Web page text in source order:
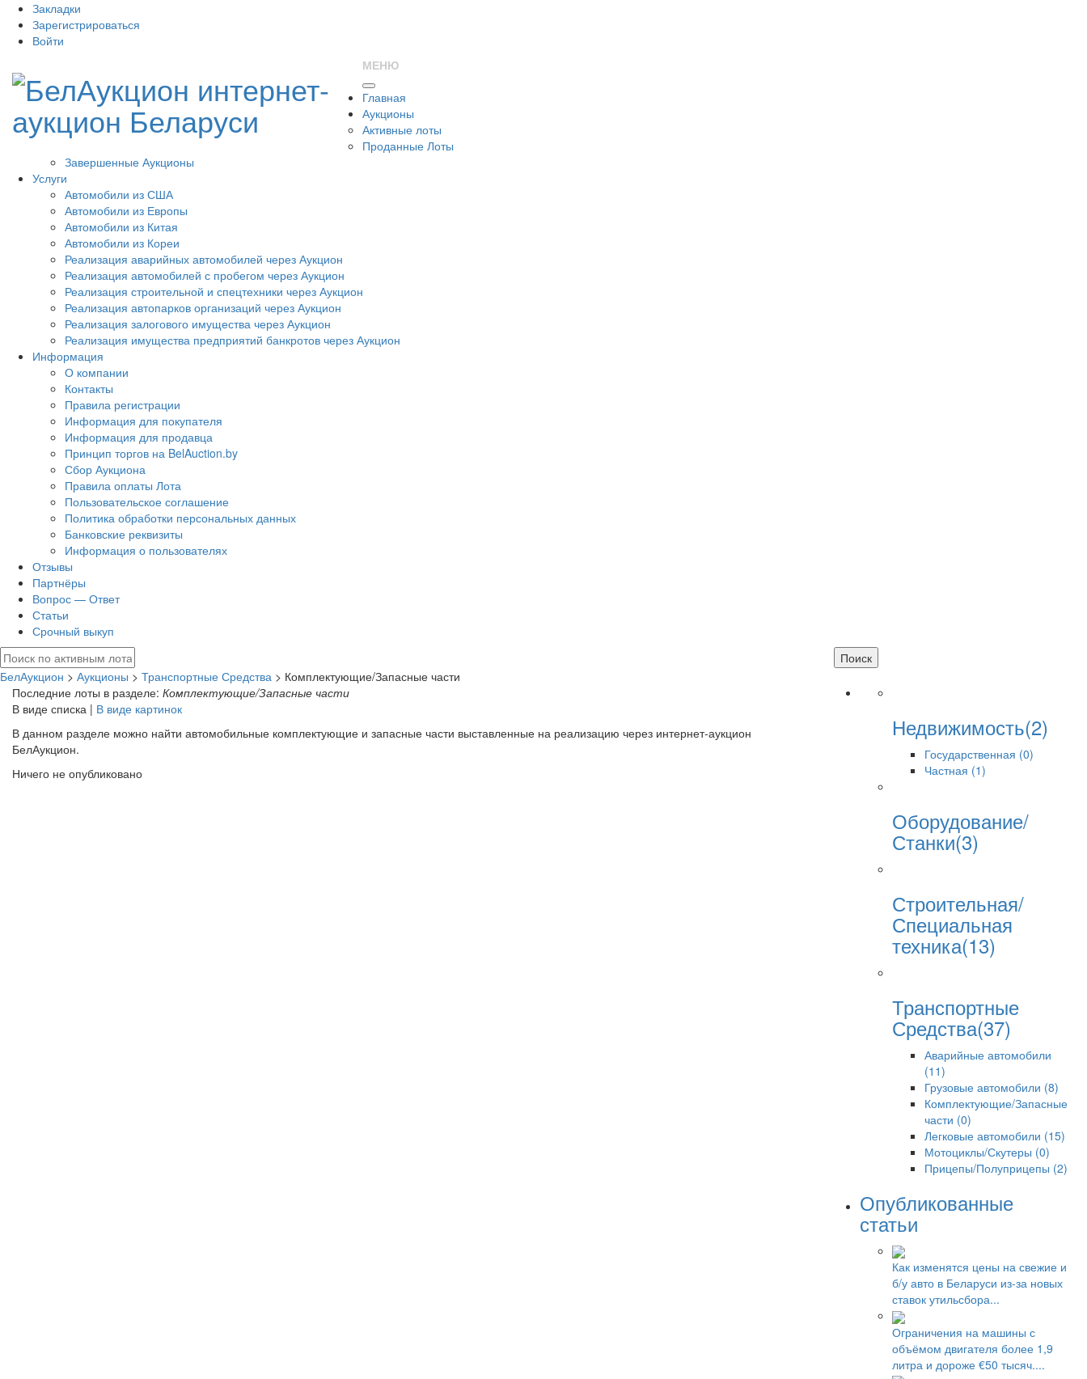
Закладки
Зарегистрироваться
Войти
МЕНЮ
Главная
Аукционы
Активные лоты
Проданные Лоты
Завершенные Аукционы
Услуги
Автомобили из США
Автомобили из Европы
Автомобили из Китая
Автомобили из Кореи
Реализация аварийных автомобилей через Аукцион
Реализация автомобилей с пробегом через Аукцион
Реализация строительной и спецтехники через Аукцион
Реализация автопарков организаций через Аукцион
Реализация залогового имущества через Аукцион
Реализация имущества предприятий банкротов через Аукцион
Информация
О компании
Контакты
Правила регистрации
Информация для покупателя
Информация для продавца
Принцип торгов на BelAuction.by
Сбор Аукциона
Правила оплаты Лота
Пользовательское соглашение
Политика обработки персональных данных
Банковские реквизиты
Информация о пользователях
Отзывы
Партнёры
Вопрос — Ответ
Статьи
Срочный выкуп
БелАукцион > Аукционы > Транспортные Средства > Комплектующие/Запасные части
Последние лоты в разделе: Комплектующие/Запасные части
В виде списка | В виде картинок
В данном разделе можно найти автомобильные комплектующие и запасные части выставленные на реализацию через интернет-аукцион
БелАукцион.
Ничего не опубликовано
Недвижимость(2)
Государственная (0)
Частная (1)
Оборудование/
Станки(3)
Строительная/
Специальная
техника(13)
Транспортные
Средства(37)
Аварийные автомобили
(11)
Грузовые автомобили (8)
Комплектующие/Запасные
части (0)
Легковые автомобили (15)
Мотоциклы/Скутеры (0)
Прицепы/Полуприцепы (2)
Опубликованные
статьи
Как изменятся цены на свежие и
б/у авто в Беларуси из-за новых
ставок утильсбора...
Ограничения на машины с
объёмом двигателя более 1,9
литра и дороже €50 тысяч....